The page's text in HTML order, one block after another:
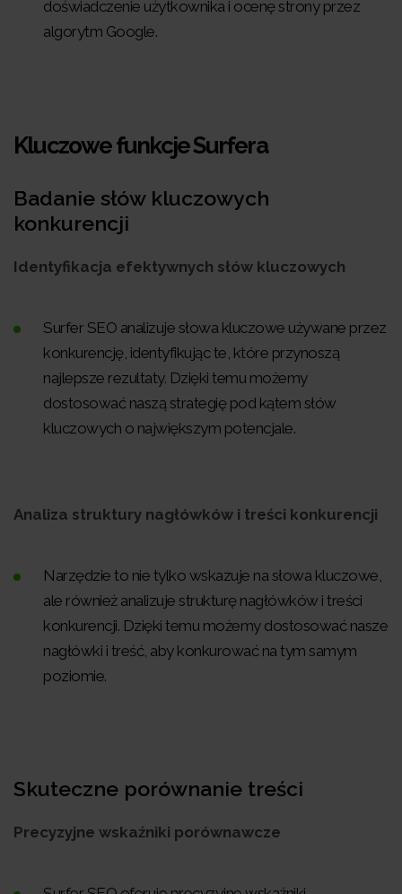
doświadczenie użytkownika i ocenę strony przez
algorytm Google.
Kluczowe funkcje Surfera
Badanie słów kluczowych
konkurencji
Identyfikacja efektywnych słów kluczowych
Surfer SEO analizuje słowa kluczowe używane przez
konkurencję, identyfikując te, które przynoszą
najlepsze rezultaty. Dzięki temu możemy
dostosować naszą strategię pod kątem słów
kluczowych o największym potencjale.
Analiza struktury nagłówków i treści konkurencji
Narzędzie to nie tylko wskazuje na słowa kluczowe,
ale również analizuje strukturę nagłówków i treści
konkurencji. Dzięki temu możemy dostosować nasze
nagłówki i treść, aby konkurować na tym samym
poziomie.
Skuteczne porównanie treści
Precyzyjne wskaźniki porównawcze